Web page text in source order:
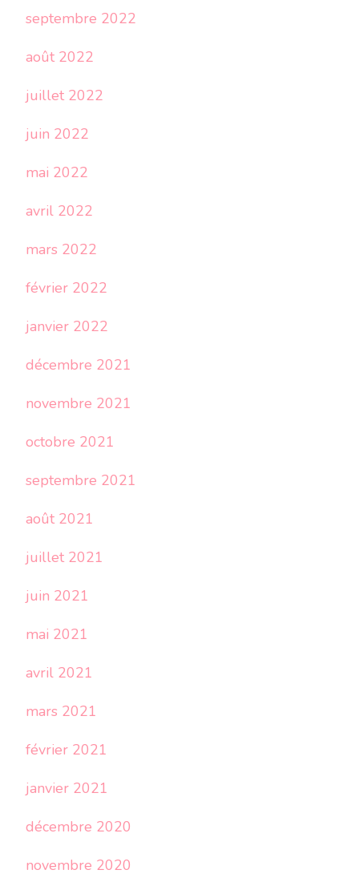
septembre 2022
août 2022
juillet 2022
juin 2022
mai 2022
avril 2022
mars 2022
février 2022
janvier 2022
décembre 2021
novembre 2021
octobre 2021
septembre 2021
août 2021
juillet 2021
juin 2021
mai 2021
avril 2021
mars 2021
février 2021
janvier 2021
décembre 2020
novembre 2020